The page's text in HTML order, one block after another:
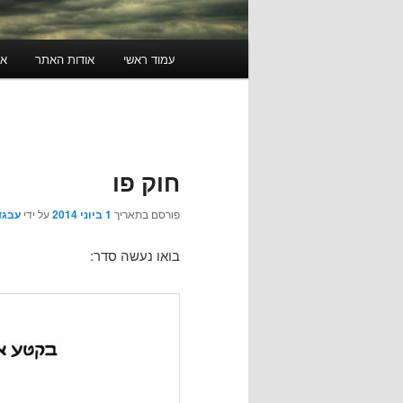
עמוד ראשי אודות האתר
חוק פו
פורסם בתאריך 1 ביוני 2014 על ידי
בואו נעשה סדר: